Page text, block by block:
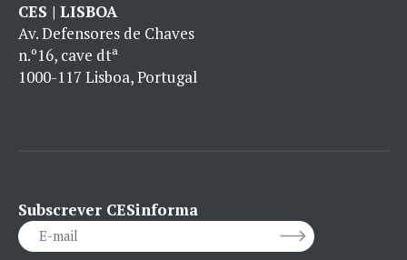
CES | LISBOA
Av. Defensores de Chaves
n.º16, cave dtª
1000-117 Lisboa, Portugal
Subscrever CESinforma